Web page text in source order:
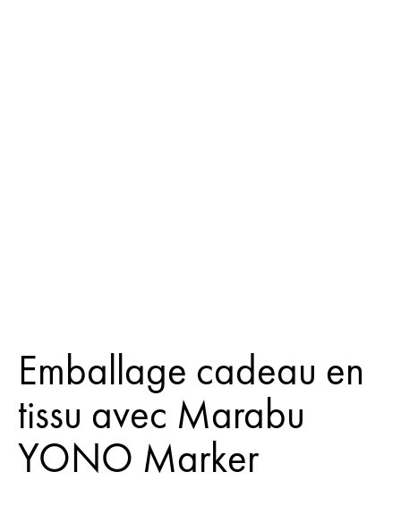
Emballage cadeau en
tissu avec Marabu
YONO Marker